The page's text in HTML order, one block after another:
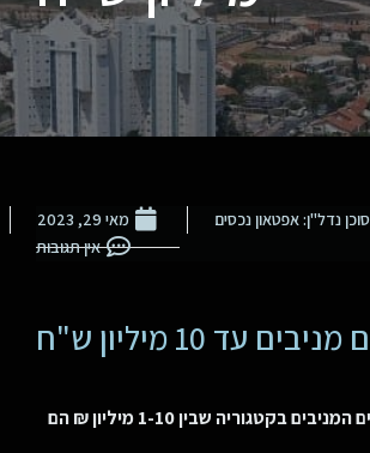
סוכן נדל"ן: אפטאון נכסים
מאי 29, 2023
אין תגובות
עד 10 מיליון ש"ח
בקטגוריה שבין 1-10 מיליון ₪ הם